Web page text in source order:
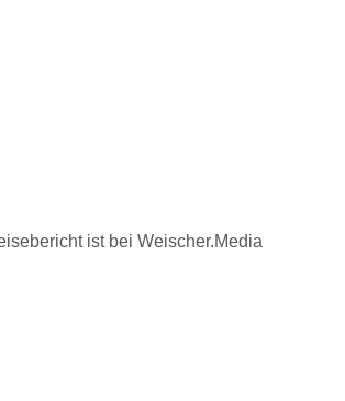
ist bei Weischer.Media